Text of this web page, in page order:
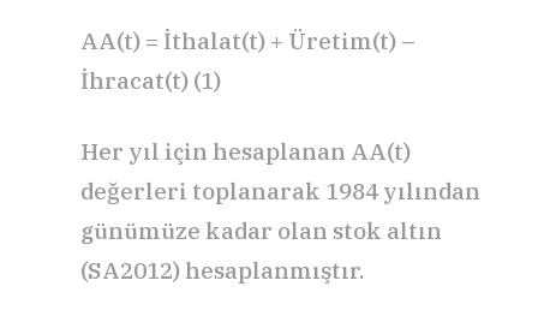
AA(t) = İthalat(t) + Üretim(t) –
İhracat(t) (1)
Her yıl için hesaplanan AA(t)
değerleri toplanarak 1984 yılından
günümüze kadar olan stok altın
(SA2012) hesaplanmıştır.